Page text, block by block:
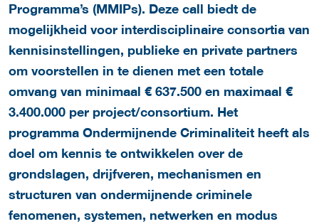
Programma’s (MMIPs). Deze call biedt de
mogelijkheid voor interdisciplinaire consortia van
kennisinstellingen, publieke en private partners
om voorstellen in te dienen met een totale
omvang van minimaal € 637.500 en maximaal €
3.400.000 per project/consortium. Het
programma Ondermijnende Criminaliteit heeft als
doel om kennis te ontwikkelen over de
grondslagen, drijfveren, mechanismen en
structuren van ondermijnende criminele
fenomenen, systemen, netwerken en modus